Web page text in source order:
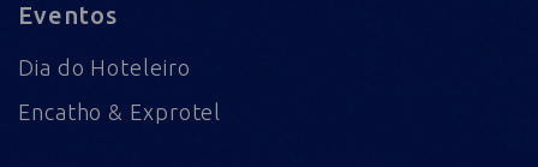
Eventos
Dia do Hoteleiro
Encatho & Exprotel